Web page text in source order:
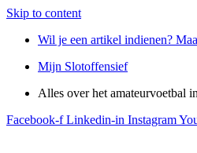
Skip to content
Wil je een artikel indienen?
Mijn Slotoffensief
Alles over het amateurvoetbal
Facebook-f Linkedin-in Instagram